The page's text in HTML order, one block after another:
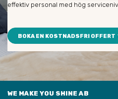
effektiv personal med hög
BOKA EN KOSTNADSFRI OFFERT
WE MAKE YOU SHINE AB